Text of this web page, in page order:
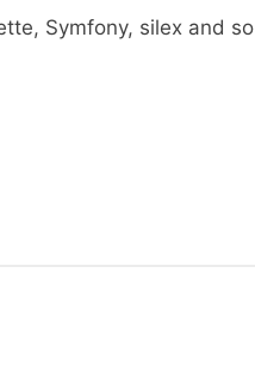
Symfony, silex and so